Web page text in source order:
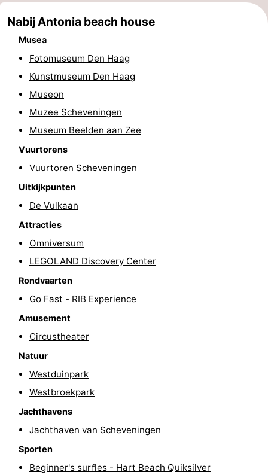
Amusement
Speeltuinen
Binnenspeeltuinen
Dorpen
Steden
Natuur
Rondleidingen
Sporten
Fietsen
Wandelen
Golfbanen
Surfen
drinken
Evenementen
Praktisch
Route
Parkeren
Reisboekenwinkel
Nabij Antonia beach house
Musea
Fotomuseum Den Haag
Kunstmuseum Den Haag
Museon
Muzee Scheveningen
Museum Beelden aan Zee
Vuurtorens
Vuurtoren Scheveningen
Uitkijkpunten
De Vulkaan
Attracties
Omniversum
LEGOLAND Discovery Center
Rondvaarten
Go Fast - RIB Experience
Amusement
Circustheater
Natuur
Westduinpark
Westbroekpark
Jachthavens
Jachthaven van Scheveningen
Sporten
Beginner's surfles - Hart Beach Quiksilver